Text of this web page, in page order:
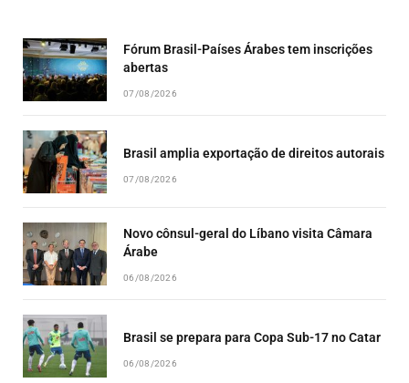
Fórum Brasil-Países Árabes tem inscrições
abertas
07/08/2026
Brasil amplia exportação de direitos autorais
07/08/2026
Novo cônsul-geral do Líbano visita Câmara
Árabe
06/08/2026
Brasil se prepara para Copa Sub-17 no Catar
06/08/2026